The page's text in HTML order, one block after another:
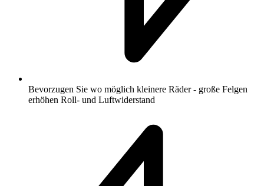
Bevorzugen Sie wo möglich kleinere Räder - große Felgen
erhöhen Roll- und Luftwiderstand